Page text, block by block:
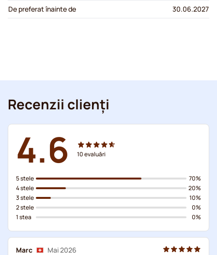
De preferat înainte de
30.06.2027
Recenzii clienți
4.6 10evaluări
5 stele
4 stele
3 stele
2 stele
1 stea
70%
20%
10%
0%
0%
Marc
Mai 2026